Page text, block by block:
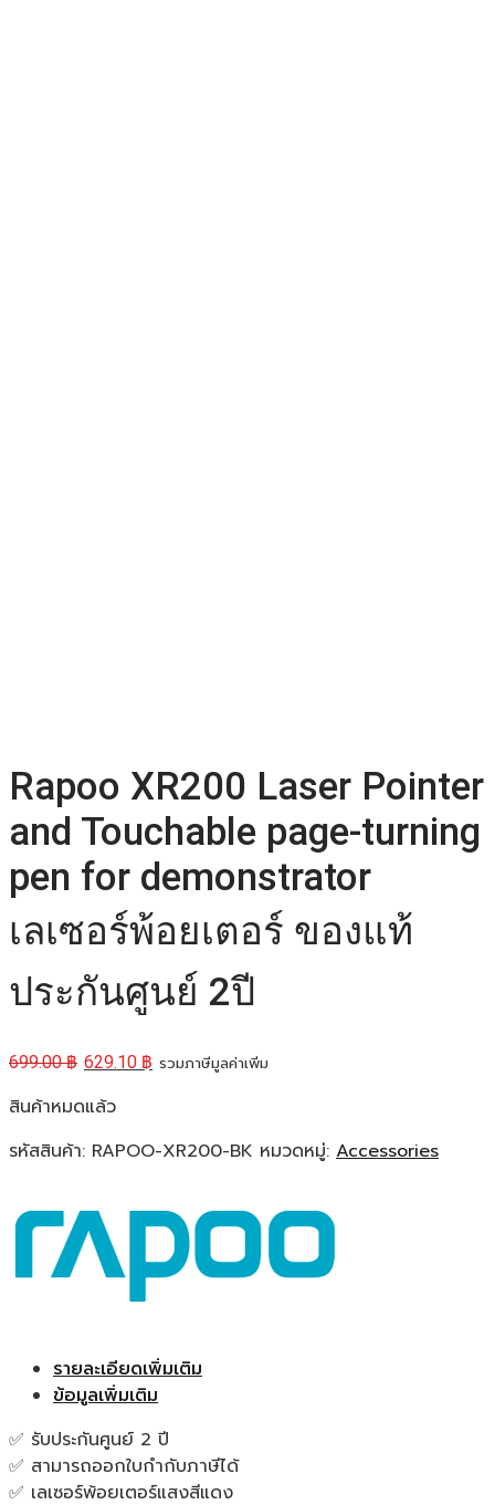
Rapoo XR200 Laser Pointer
and Touchable page-turning
pen for demonstrator
เลเซอร์พ้อยเตอร์ ของแท้
ประกันศูนย์ 2ปี
699.00฿ 629.10 ฿ รวมภาษีมูลค่าเพิ่ม
สินค้าหมดแล้ว
รหัสสินค้า: RAPOO-XR200-BK หมวดหมู่: Accessories
รายละเอียดเพิ่มเติม
ข้อมูลเพิ่มเติม
✅ รับประกันศูนย์ 2 ปี
✅ สามารถออกใบกำกับภาษีได้
✅ เลเซอร์พ้อยเตอร์แสงสีแดง